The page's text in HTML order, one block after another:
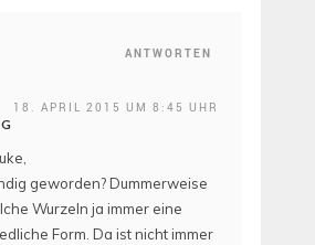
ANTWORTEN
18. APRIL 2015 UM 8:45 UHR
geworden? Dummerweise
Wurzeln ja immer eine
Form. Da ist nicht immer